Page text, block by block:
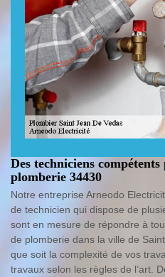
Des techniciens
plomberie 34430
Notre entreprise Arneodo
de technicien qui dispose de
sont en mesure de répondre à
de plomberie dans la ville de
que soit la complexité de vos
travaux selon les règles de l’art.